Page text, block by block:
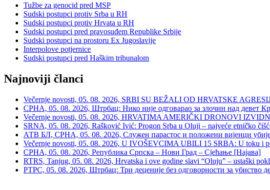
Tužbe za genocid pred MSP
Sudski postupci protiv Srba u RH
Sudski postupci protiv Hrvata u RH
Sudski postupci pred pravosuđem Republike Srbije
Sudski postupci na prostoru Ex Jugoslavije
Interpolove potjernice
Sudski postupci pred Haškim tribunalom
Najnoviji članci
Večernje novosti, 05. 08. 2026, SRBI SU BEŽALI OD HRVATSKE
СРНА, 05. 08. 2026, Штрбац: Нико није одговарао за злочин над девет
Večernje novosti, 05. 08. 2026, HRVATIMA AMERIČKI DRONOVI
SRNA, 05. 08. 2026, Rašković Ivić: Progon Srba u Oluji – najveće etničko
АТВ БЛ, СРНА, 05. 08. 2026, Служен парастос и положени вијенци
Večernje novosti, 05. 08. 2026, U IVOŠEVCIMA UBILI 15 SRBA: U toku i
СРНА, 05. 08. 2026, Република Српска – Нови Град – Сјећање [Најава]
RTRS, Tanjug, 05. 08. 2026, Hrvatska i ove godine slavi “Oluju” – ustaški
РТРС, 05. 08. 2026, Штрбац: Три деценије без одговорности за убиство